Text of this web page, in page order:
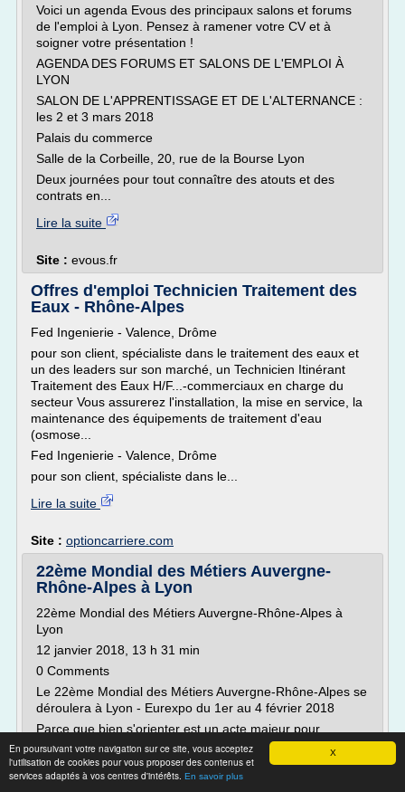
X
En poursuivant votre navigation sur ce site, vous acceptez
l'utilisation de cookies pour vous proposer des contenus et
services adaptés à vos centres d'intérêts. En savoir plus
Voici un agenda Evous des principaux salons et forums
de l'emploi à Lyon. Pensez à ramener votre CV et à
soigner votre présentation !
AGENDA DES FORUMS ET SALONS DE L'EMPLOI À
LYON
SALON DE L'APPRENTISSAGE ET DE L'ALTERNANCE :
les 2 et 3 mars 2018
Palais du commerce
Salle de la Corbeille, 20, rue de la Bourse Lyon
Deux journées pour tout connaître des atouts et des
contrats en...
Lire la suite
Site : evous.fr
Offres d'emploi Technicien Traitement des
Eaux - Rhône-Alpes
Fed Ingenierie - Valence, Drôme
pour son client, spécialiste dans le traitement des eaux et
un des leaders sur son marché, un Technicien Itinérant
Traitement des Eaux H/F...-commerciaux en charge du
secteur Vous assurerez l'installation, la mise en service, la
maintenance des équipements de traitement d'eau
(osmose...
Fed Ingenierie - Valence, Drôme
pour son client, spécialiste dans le...
Lire la suite
Site : optioncarriere.com
22ème Mondial des Métiers Auvergne-
Rhône-Alpes à Lyon
22ème Mondial des Métiers Auvergne-Rhône-Alpes à
Lyon
12 janvier 2018, 13 h 31 min
0 Comments
Le 22ème Mondial des Métiers Auvergne-Rhône-Alpes se
déroulera à Lyon - Eurexpo du 1er au 4 février 2018
Parce que bien s'orienter est un acte majeur pour
s'insérer dans l'emploi, parce que l'employabilité
individuelle, quel que soit son âge est l'enjeu
d'aujourd'hui, venez assister au...